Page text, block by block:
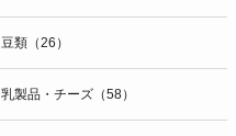
豆類（26）
乳製品・チーズ（58）